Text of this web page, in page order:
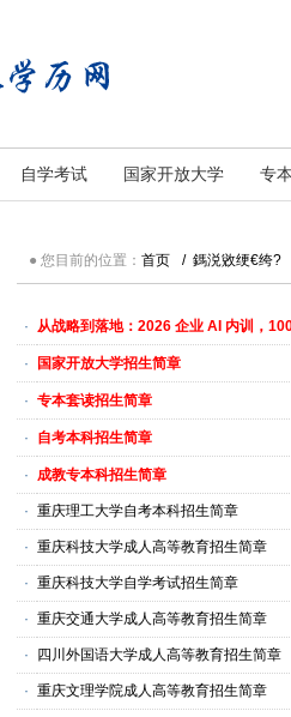
自学考试 国家开放大学 专
● 您目前的位置： 首页 / 鎷涚敓绠€绔?
· 从战略到落地：2026 企业 AI 内训，
· 国家开放大学招生简章
· 专本套读招生简章
· 自考本科招生简章
· 成教专本科招生简章
· 重庆理工大学自考本科招生简章
· 重庆科技大学成人高等教育招生简章
· 重庆科技大学自学考试招生简章
· 重庆交通大学成人高等教育招生简章
· 四川外国语大学成人高等教育招生简章
· 重庆文理学院成人高等教育招生简章